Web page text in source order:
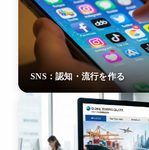
SNS：認知・流行を作る